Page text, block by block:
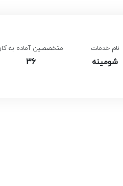
نام خدمات
شومینه
متخصصین آماده به کار
36